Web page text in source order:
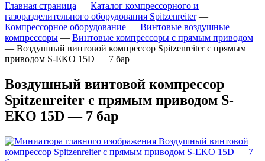
Главная страница — Каталог компрессорного и
газоразделительного оборудования Spitzenreiter—
Компрессорное оборудование — Винтовые воздушные
компрессоры — Винтовые компрессоры с прямым приводом
— Воздушный винтовой компрессор Spitzenreiter с прямым
приводом S-EKO 15D — 7 бар
Воздушный винтовой компрессор
Spitzenreiter с прямым приводом S-
EKO 15D — 7 бар